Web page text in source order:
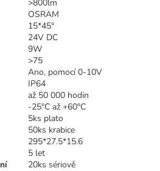
>800lm
OSRAM
15*45°
24V DC
9W
>75
Ano, pomocí 0-10V
IP64
až 50 000 hodin
-25°C až +60°C
5ks plato
50ks krabice
295*27.5*15.6
5 let
20ks sériově